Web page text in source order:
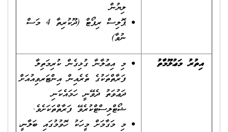
ލިޔުން
ޕޮލިސް ރިޕޯޓް (ދޫކުރިތާ 4 މަސް
ނުވާ)
އިތުރު މަޢުލޫމާތު
މި އިޢުލާނާ ގުޅިގެން ކުރިމަތިލާ
ފަރާތްތަކުގެ ތެރެއިން އިންޓަރވިއުއަށް
ދަޢުވަތު ދެވޭނީ ހަމައެކަނި
ޝޯޓްލިސްޓްކުރެވޭ ފަރާތްތަކަށެވެ.
މި މަގާމަށް މީހަކު ހޮވުމުގައި ބަލާނީ،